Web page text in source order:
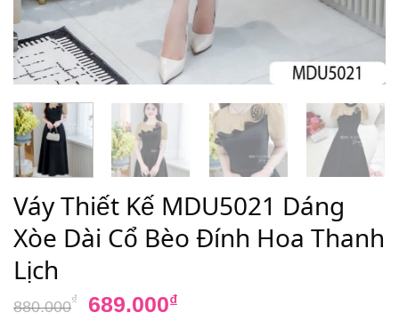
Váy Thiết Kế MDU5021 Dáng
Xòe Dài Cổ Bèo Đính Hoa Thanh
Lịch
880.000₫
Giá
689.000₫